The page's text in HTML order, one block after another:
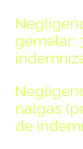
gemelar:
nalgas
de